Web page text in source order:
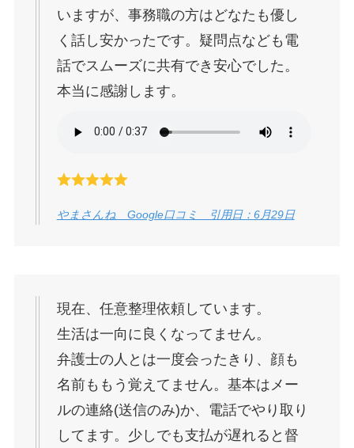
いますが、事務職の方はどなたも優し
く話し安かったです。疑問点なども電
話でスムーズに共有でき安心でした。
本当に感謝します。
やまさんね Google口コミ 引用日：6月29日
現在、任意整理依頼しています。
生活は一向に良くなってません。
弁護士の人とは一度会ったきり、顔も
名前ももう覚えてません。基本はメー
ルの連絡(送信のみ)か、電話でやり取り
してます。少しでも支払が遅れると督